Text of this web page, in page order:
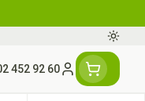
452 92 60
Klant menu